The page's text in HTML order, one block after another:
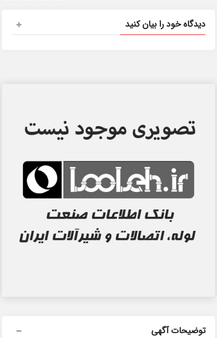
دیدگاه خود را بیان کنید
توضیحات آگهی